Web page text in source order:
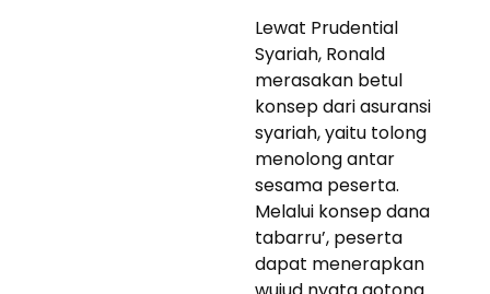
Lewat Prudential
Syariah, Ronald
merasakan betul
konsep dari asuransi
syariah, yaitu tolong
menolong antar
sesama peserta.
Melalui konsep dana
tabarru’, peserta
dapat menerapkan